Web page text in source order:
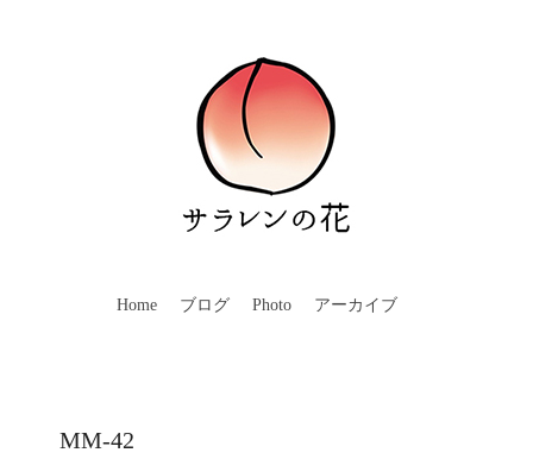
Home ブログ Photo アーカイブ
MM-42